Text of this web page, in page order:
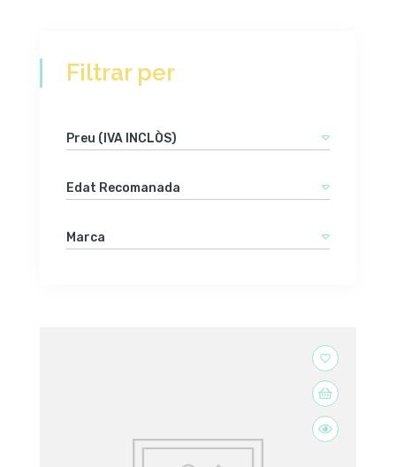
Filtrar per
Preu (IVA INCLÒS)
Edat Recomanada
Marca
favorite_border